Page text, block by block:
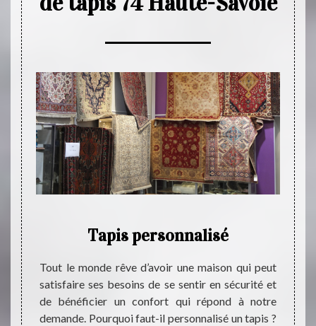
et
Tapis personnalisé
Tout le monde rêve d’avoir une maison qui peut
satisfaire ses besoins de se sentir en sécurité et
de bénéficier un confort qui répond à notre
demande. Pourquoi faut-il personnalisé un tapis ?
Le
style
pour